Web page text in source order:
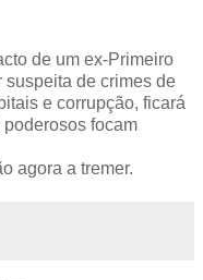
de um ex-Primeiro
suspeita de crimes de
e corrupção, ficará
focam
agora a tremer.